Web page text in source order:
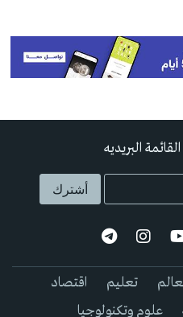
البريديه
تعليم
اقتصاد
علوم وتكنولوجيا